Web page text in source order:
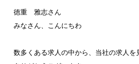
徳重 雅志さん
みなさん、こんにちわ
数多くある求人の中から、当社の求人を